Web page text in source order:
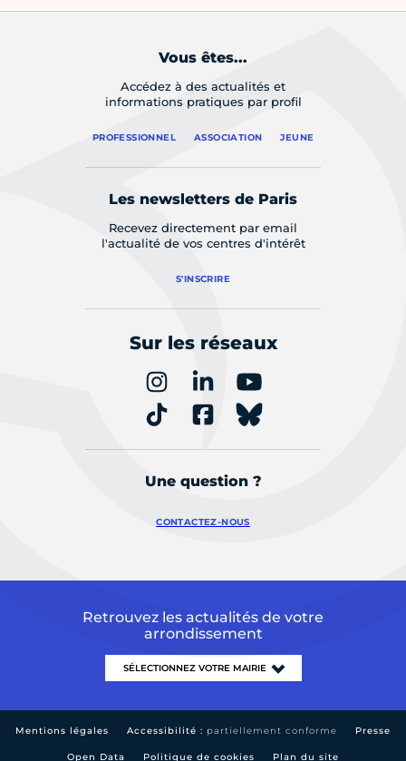
Vous êtes...
Accédez à des actualités et
informations pratiques par profil
PROFESSIONNEL ASSOCIATION JEUNE
Les newsletters de Paris
Recevez directement par email
l'actualité de vos centres d'intérêt
S'INSCRIRE
Sur les réseaux
Une question ?
CONTACTEZ-NOUS
Retrouvez les actualités de votre
arrondissement
Mentions légales Accessibilité : partiellement conforme Presse
Open Data Politique de cookies Plan du site